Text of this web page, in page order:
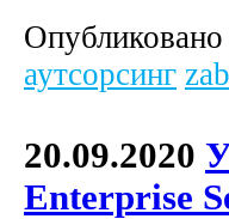
Опубликовано
аутсорсинг
20.09.2020
Enterprise